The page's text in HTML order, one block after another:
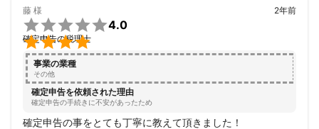
藤 様


4.0
確定申告の税理士
2年前
事業の業種
その他
確定申告を依頼された理由
確定申告の手続きに不安があったため
確定申告の事をとても丁寧に教えて頂きました！